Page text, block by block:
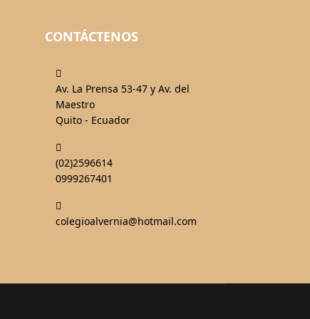
CONTÁCTENOS
fa-
map-
marked-
Av. La Prensa 53-47 y Av. del
Maestro
Quito - Ecuador
fa-
phone-
(02)2596614
0999267401
fa-
colegioalvernia@hotmail.com